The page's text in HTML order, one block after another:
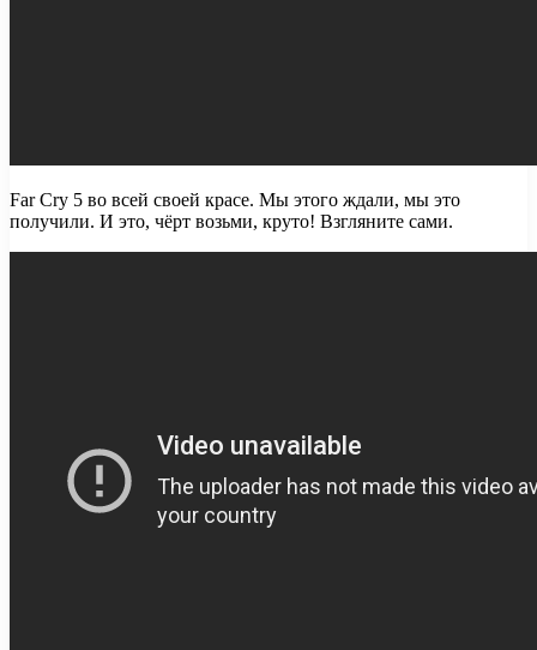
Far Cry 5 во всей своей красе. Мы этого ждали, мы это
получили. И это, чёрт возьми, круто! Взгляните сами.